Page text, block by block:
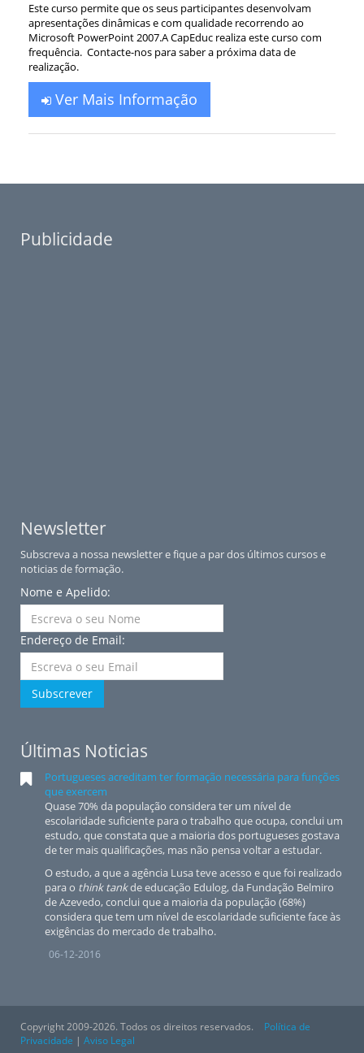
Este curso permite que os seus participantes desenvolvam
apresentações dinâmicas e com qualidade recorrendo ao
Microsoft PowerPoint 2007.A CapEduc realiza este curso com
frequência. Contacte-nos para saber a próxima data de
realização.
Ver Mais Informação
Publicidade
Newsletter
Subscreva a nossa newsletter e fique a par dos últimos cursos e
noticias de formação.
Nome e Apelido:
Endereço de Email:
Subscrever
Últimas Noticias
Portugueses acreditam ter formação necessária para funções
que exercem
Quase 70% da população considera ter um nível de
escolaridade suficiente para o trabalho que ocupa, conclui um
estudo, que constata que a maioria dos portugueses gostava
de ter mais qualificações, mas não pensa voltar a estudar.
O estudo, a que a agência Lusa teve acesso e que foi realizado
para o think tankde educação Edulog, da Fundação Belmiro
de Azevedo, conclui que a maioria da população (68%)
considera que tem um nível de escolaridade suficiente face às
exigências do mercado de trabalho.
06-12-2016
Copyright 2009-2026. Todos os direitos reservados.
Política de
Privacidade | Aviso Legal